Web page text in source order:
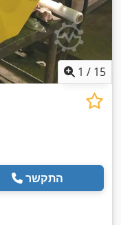
1 / 15
התקשר